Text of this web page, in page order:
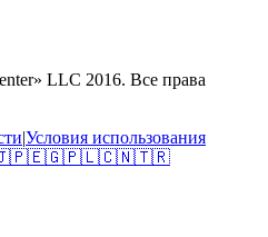
LLC 2016. Все права
|Условия использования
🇪🇬🇵🇱🇨🇳🇹🇷